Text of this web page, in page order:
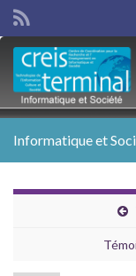
Search
Informatique et